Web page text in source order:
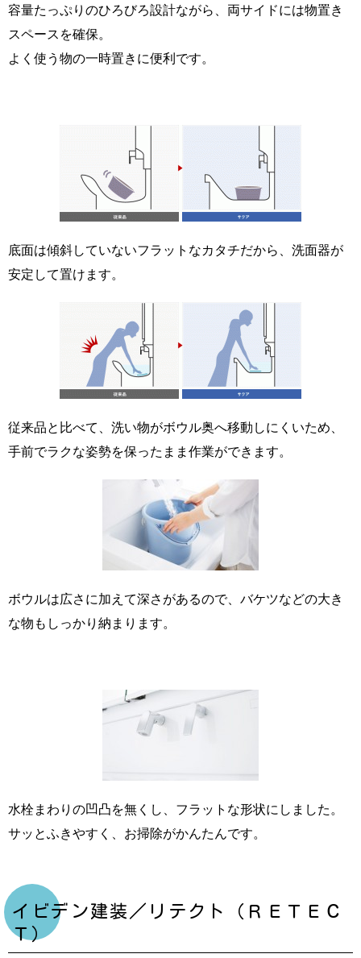
容量たっぷりのひろびろ設計ながら、両サイドには物置き
スペースを確保。
よく使う物の一時置きに便利です。
底面は傾斜していないフラットなカタチだから、洗面器が
安定して置けます。
従来品と比べて、洗い物がボウル奥へ移動しにくいため、
手前でラクな姿勢を保ったまま作業ができます。
ボウルは広さに加えて深さがあるので、バケツなどの大き
な物もしっかり納まります。
水栓まわりの凹凸を無くし、フラットな形状にしました。
サッとふきやすく、お掃除がかんたんです。
イビデン建装／リテクト（ＲＥＴＥＣ
Ｔ）